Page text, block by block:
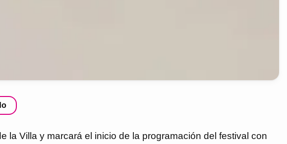
la Villa y marcará el inicio de la programación del festival con